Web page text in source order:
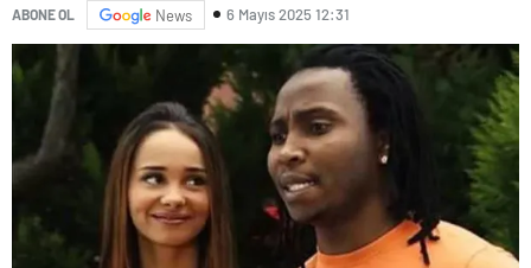
ABONE OL News 6 Mayıs 2025 12:31